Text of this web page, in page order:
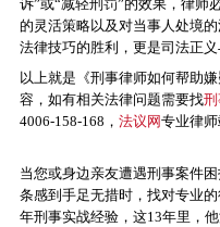
诉”或“减轻刑罚”的效果，律师
的灵活策略以及对当事人处境
法律技巧的胜利，更是司法正义
以上就是《刑事律师如何帮助
容，如有相关法律问题需要找
4006-158-168， 法议网专业律师
当您或身边亲友遭遇刑事案件
条感到手足无措时，找对专业
年刑事实战经验，这13年里，